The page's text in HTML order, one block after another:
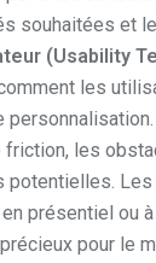
souhaitées et
(Usability
les
les
potentielles.
présentiel ou
pour le